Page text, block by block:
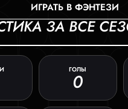
ИГРАТЬ В ФЭНТЕЗИ
ЗА ВСЕ
ГОЛЫ
0